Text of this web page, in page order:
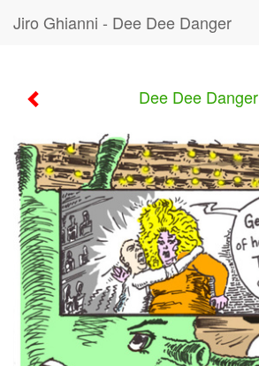
Jiro Ghianni - Dee Dee Danger
Dee Dee Danger